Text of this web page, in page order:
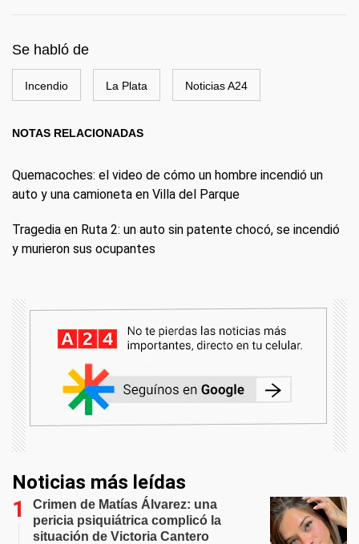
Se habló de
Incendio La Plata Noticias A24
NOTAS RELACIONADAS
Quemacoches: el video de cómo un hombre incendió un
auto y una camioneta en Villa del Parque
Tragedia en Ruta 2: un auto sin patente chocó, se incendió
y murieron sus ocupantes
Noticias más leídas
Crimen de Matías Álvarez: una
pericia psiquiátrica complicó la
situación de Victoria Cantero